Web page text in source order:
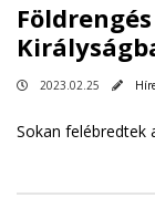
2023.02.25
Sokan felébredtek